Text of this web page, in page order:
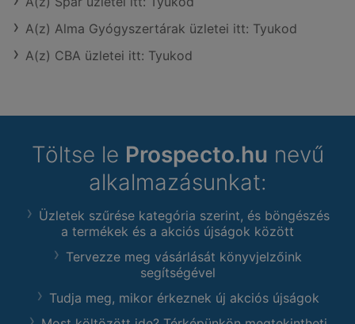
A(z) Alma Gyógyszertárak üzletei itt: Tyukod
A(z) CBA üzletei itt: Tyukod
Töltse le Prospecto.hu nevű
alkalmazásunkat:
Üzletek szűrése kategória szerint, és böngészés
a termékek és a akciós újságok között
Tervezze meg vásárlását könyvjelzőink
segítségével
Tudja meg, mikor érkeznek új akciós újságok